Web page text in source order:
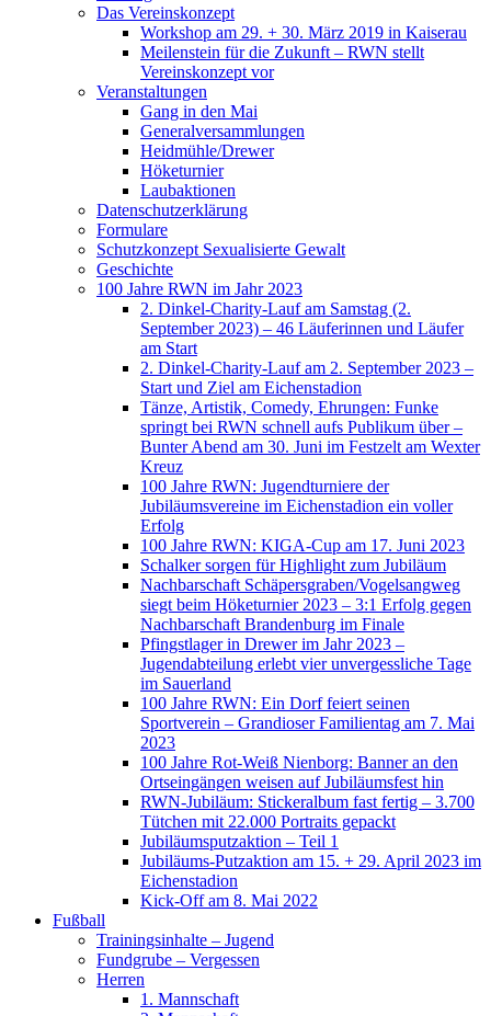
Das Vereinskonzept
Workshop am 29. + 30. März 2019 in Kaiserau
Meilenstein für die Zukunft – RWN stellt
Vereinskonzept vor
Veranstaltungen
Gang in den Mai
Generalversammlungen
Heidmühle/Drewer
Höketurnier
Laubaktionen
Datenschutzerklärung
Formulare
Schutzkonzept Sexualisierte Gewalt
Geschichte
100 Jahre RWN im Jahr 2023
2. Dinkel-Charity-Lauf am Samstag (2.
September 2023) – 46 Läuferinnen und Läufer
am Start
2. Dinkel-Charity-Lauf am 2. September 2023 –
Start und Ziel am Eichenstadion
Tänze, Artistik, Comedy, Ehrungen: Funke
springt bei RWN schnell aufs Publikum über –
Bunter Abend am 30. Juni im Festzelt am Wexter
Kreuz
100 Jahre RWN: Jugendturniere der
Jubiläumsvereine im Eichenstadion ein voller
Erfolg
100 Jahre RWN: KIGA-Cup am 17. Juni 2023
Schalker sorgen für Highlight zum Jubiläum
Nachbarschaft Schäpersgraben/Vogelsangweg
siegt beim Höketurnier 2023 – 3:1 Erfolg gegen
Nachbarschaft Brandenburg im Finale
Pfingstlager in Drewer im Jahr 2023 –
Jugendabteilung erlebt vier unvergessliche Tage
im Sauerland
100 Jahre RWN: Ein Dorf feiert seinen
Sportverein – Grandioser Familientag am 7. Mai
2023
100 Jahre Rot-Weiß Nienborg: Banner an den
Ortseingängen weisen auf Jubiläumsfest hin
RWN-Jubiläum: Stickeralbum fast fertig – 3.700
Tütchen mit 22.000 Portraits gepackt
Jubiläumsputzaktion – Teil 1
Jubiläums-Putzaktion am 15. + 29. April 2023 im
Eichenstadion
Kick-Off am 8. Mai 2022
Fußball
Trainingsinhalte – Jugend
Fundgrube – Vergessen
Herren
1. Mannschaft